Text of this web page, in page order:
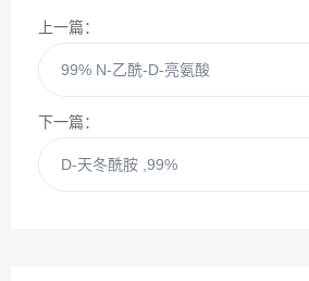
上一篇：
99% N-乙酰-D-亮氨酸
下一篇：
D-天冬酰胺 ,99%